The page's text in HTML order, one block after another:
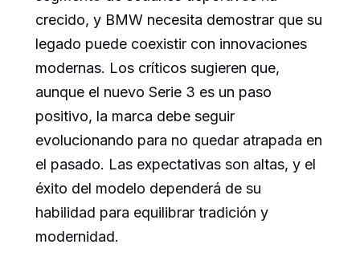
crecido, y BMW necesita demostrar que su
legado puede coexistir con innovaciones
modernas. Los críticos sugieren que,
aunque el nuevo Serie 3 es un paso
positivo, la marca debe seguir
evolucionando para no quedar atrapada en
el pasado. Las expectativas son altas, y el
éxito del modelo dependerá de su
habilidad para equilibrar tradición y
modernidad.